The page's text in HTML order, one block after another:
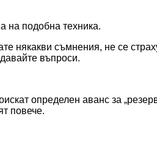
на подобна техника.
някакви съмнения, не се
въпроси.
определен аванс за
повече.